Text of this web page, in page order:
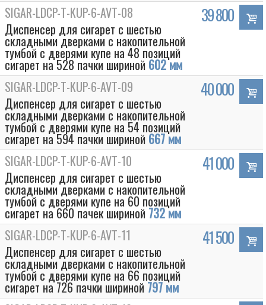
Box
SIGAR-LDCP-T-KUP-6-AVT-08
Диспенсер для сигарет с шестью
складными дверками с накопительной
тумбой с дверями купе на 48 позиций
сигарет на 528 пачки шириной 602 мм
39 800
SIGAR-LDCP-T-KUP-6-AVT-09
Диспенсер для сигарет с шестью
складными дверками с накопительной
тумбой с дверями купе на 54 позиций
сигарет на 594 пачки шириной 667 мм
40 000
SIGAR-LDCP-T-KUP-6-AVT-10
Диспенсер для сигарет с шестью
складными дверками с накопительной
тумбой с дверями купе на 60 позиций
сигарет на 660 пачек шириной 732 мм
41 000
SIGAR-LDCP-T-KUP-6-AVT-11
Диспенсер для сигарет с шестью
складными дверками с накопительной
тумбой с дверями купе на 66 позиций
сигарет на 726 пачки шириной 797 мм
41 500